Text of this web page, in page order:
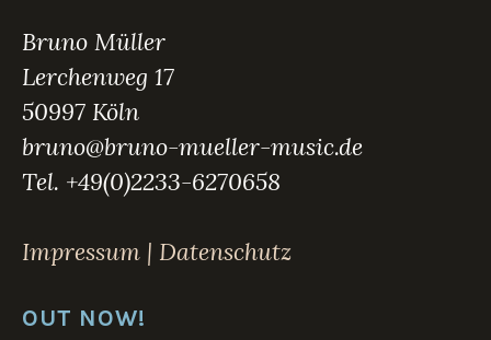
Bruno Müller
Lerchenweg 17
50997 Köln
bruno@bruno-mueller-music.de
Tel. +49(0)2233-6270658
Impressum | Datenschutz
OUT NOW!